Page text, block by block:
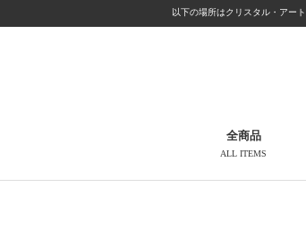
以下の場所はクリスタル・アー
全商品
ALL ITEMS